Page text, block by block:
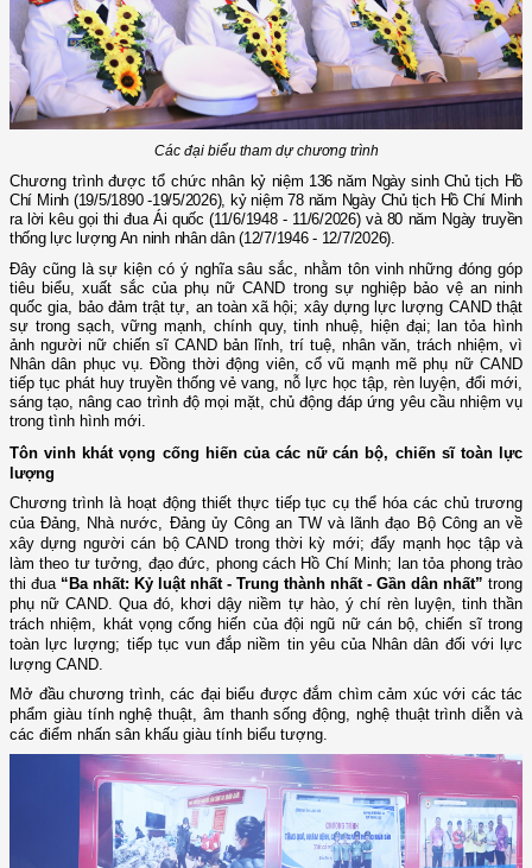
Các đại biểu tham dự chương trình
Chương trình được tổ chứcnhân kỷ niệm 136 năm Ngày sinh Chủ tịch Hồ
Chí Minh (19/5/1890-19/5/2026), kỷ niệm 78 năm Ngày Chủ tịch Hồ Chí Minh
ra lời kêu gọi thi đua Ái quốc (11/6/1948 -11/6/2026)và80 năm Ngày truyền
thống lực lượng An ninh nhân dân (12/7/1946- 12/7/2026)
Đây cũng là sự kiện có ý nghĩa sâu sắc, nhằm tôn vinh những đóng góp
tiêu biểu, xuất sắc của phụ nữ CAND trong sự nghiệp bảo vệ an ninh
quốc gia, bảo đảm trật tự, an toàn xã hội; xây dựng lực lượng CAND thật
sự trong sạch, vững mạnh, chính quy, tinh nhuệ, hiện đại; lan tỏa hình
ảnh người nữ chiến sĩ CAND bản lĩnh, trí tuệ, nhân văn, trách nhiệm, vì
Nhân dân phục vụ. Đồng thời động viên, cổ vũ mạnh mẽ phụ nữ CAND
tiếp tục phát huy truyền thống vẻ vang, nỗ lực học tập, rèn luyện, đổi mới,
sáng tạo, nâng cao trình độ mọi mặt, chủ động đáp ứng yêu cầu nhiệm vụ
trong tình hình mới.
Tôn vinh khát vọng cống hiến của các nữ cán bộ, chiến sĩ toàn lực
lượng
Chương trình là hoạt động thiết thực tiếp tục cụ thể hóa các chủ trương
của Đảng, Nhà nước, Đảng ủy Công an TW và lãnh đạo Bộ Công an về
xây dựng người cán bộ CAND trong thời kỳ mới; đẩy mạnh học tập và
làm theo tư tưởng, đạo đức, phong cách Hồ Chí Minh; lan tỏa phong trào
thi đua “Ba nhất: Kỷ luật nhất - Trung thành nhất - Gần dân nhất” trong
phụ nữ CAND. Qua đó, khơi dậy niềm tự hào, ý chí rèn luyện, tinh thần
trách nhiệm, khát vọng cống hiến của đội ngũ nữ cán bộ, chiến sĩ trong
toàn lực lượng; tiếp tục vun đắp niềm tin yêu của Nhân dân đối với lực
lượng CAND.
Mở đầu chương trình, các đại biểu được đắm chìm cảm xúc với các tác
phẩm giàu tính nghệ thuật, âm thanh sống động, nghệ thuật trình diễn và
các điểm nhấn sân khấu giàu tính biểu tượng.